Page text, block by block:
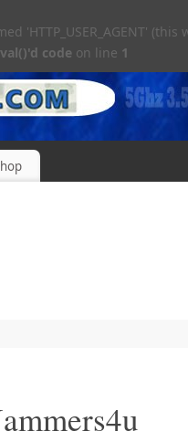
'HTTP_USER_AGENT'
code on line 1